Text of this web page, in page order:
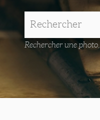
Rechercher une